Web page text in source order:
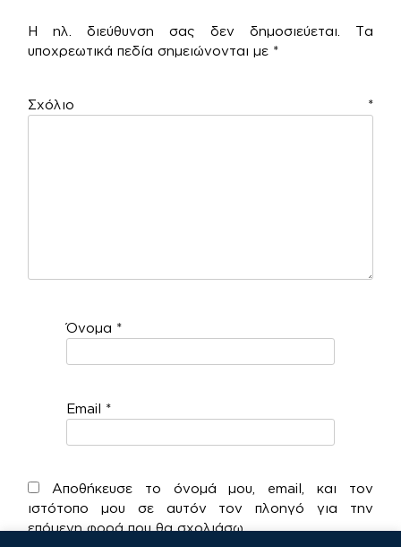
Η ηλ. διεύθυνση σας δεν δημοσιεύεται.
Τα
υποχρεωτικά πεδία σημειώνονται με *
Σχόλιο *
Όνομα *
Email *
Αποθήκευσε το όνομά μου, email, και τον
ιστότοπο μου σε αυτόν τον πλοηγό για την
επόμενη φορά που θα σχολιάσω.